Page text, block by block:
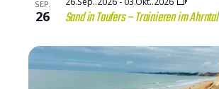
SEP.
26 Sand in Taufers – Trainieren im Ahrntal